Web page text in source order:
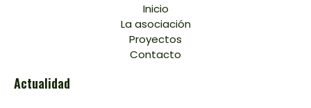
Inicio
La asociación
Proyectos
Contacto
Actualidad